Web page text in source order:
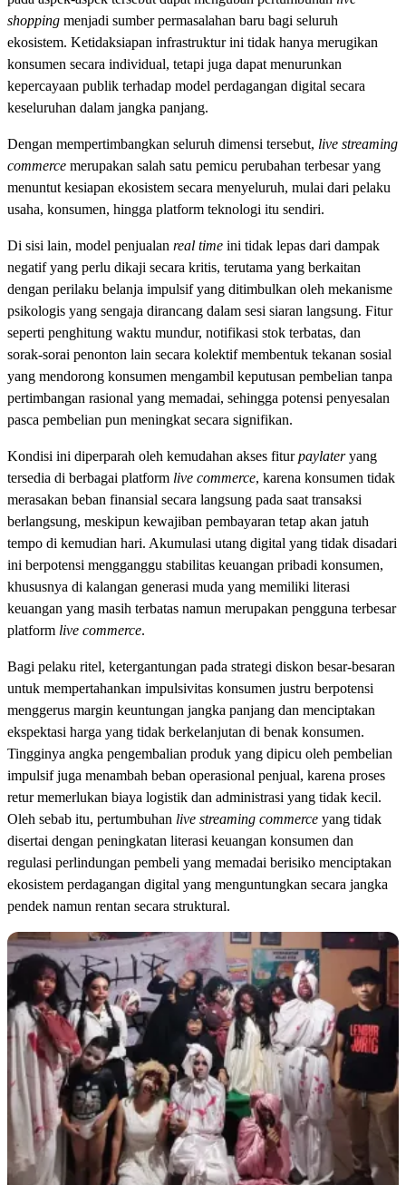
shopping menjadi sumber permasalahan baru bagi seluruh
ekosistem. Ketidaksiapan infrastruktur ini tidak hanya merugikan
konsumen secara individual, tetapi juga dapat menurunkan
kepercayaan publik terhadap model perdagangan digital secara
keseluruhan dalam jangka panjang.
Dengan mempertimbangkan seluruh dimensi tersebut, live streaming
commerce merupakan salah satu pemicu perubahan terbesar yang
menuntut kesiapan ekosistem secara menyeluruh, mulai dari pelaku
usaha, konsumen, hingga platform teknologi itu sendiri.
Di sisi lain, model penjualan real time ini tidak lepas dari dampak
negatif yang perlu dikaji secara kritis, terutama yang berkaitan
dengan perilaku belanja impulsif yang ditimbulkan oleh mekanisme
psikologis yang sengaja dirancang dalam sesi siaran langsung. Fitur
seperti penghitung waktu mundur, notifikasi stok terbatas, dan
sorak-sorai penonton lain secara kolektif membentuk tekanan sosial
yang mendorong konsumen mengambil keputusan pembelian tanpa
pertimbangan rasional yang memadai, sehingga potensi penyesalan
pasca pembelian pun meningkat secara signifikan.
Kondisi ini diperparah oleh kemudahan akses fiturpaylateryang
tersedia di berbagai platform live commerce, karena konsumen tidak
merasakan beban finansial secara langsung pada saat transaksi
berlangsung, meskipun kewajiban pembayaran tetap akan jatuh
tempo di kemudian hari. Akumulasi utang digital yang tidak disadari
ini berpotensi mengganggu stabilitas keuangan pribadi konsumen,
khususnya di kalangan generasi muda yang memiliki literasi
keuangan yang masih terbatas namun merupakan pengguna terbesar
platform live commerce.
Bagi pelaku ritel, ketergantungan pada strategi diskon besar-besaran
untuk mempertahankan impulsivitas konsumen justru berpotensi
menggerus margin keuntungan jangka panjang dan menciptakan
ekspektasi harga yang tidak berkelanjutan di benak konsumen.
Tingginya angka pengembalian produk yang dipicu oleh pembelian
impulsif juga menambah beban operasional penjual, karena proses
retur memerlukan biaya logistik dan administrasi yang tidak kecil.
Oleh sebab itu, pertumbuhan live streaming commerce yang tidak
disertai dengan peningkatan literasi keuangan konsumen dan
regulasi perlindungan pembeli yang memadai berisiko menciptakan
ekosistem perdagangan digital yang menguntungkan secara jangka
pendek namun rentan secara struktural.